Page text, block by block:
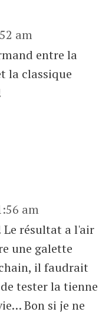
am
entre la
la classique
am
résultat a l'air
une galette
il faudrait
tester la tienne
Bon si je ne